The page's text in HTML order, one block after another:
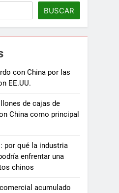
BUSCAR
con China por las
EE.UU.
de cajas de
China como principal
por qué la industria
enfrentar una
chinos
acumulado